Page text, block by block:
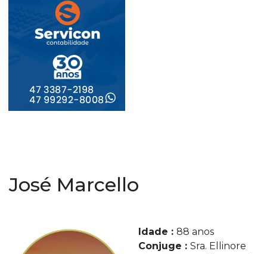
José Marcello
Idade : 88 anos
Conjuge : Sra. Ellinore